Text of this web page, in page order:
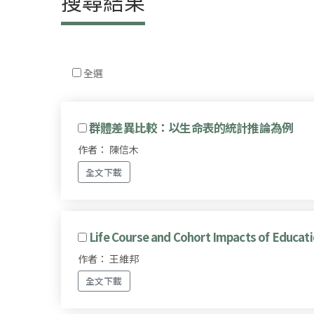
全選
群體差異比較：以生命表的統計推論為例
作者： 陳信木
全文下載
Life Course and Cohort Impacts of
作者： 王維邦
全文下載